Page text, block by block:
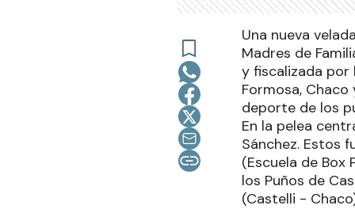
Una nueva
Madres de
y fiscalizada por
Formosa,
deporte de los
En la pelea
Sánchez. Estos
(Escuela de Box
los Puños de
(Castelli -